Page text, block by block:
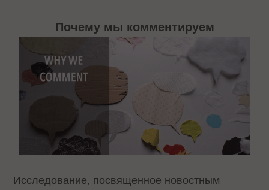
Почему мы комментируем
Исследование, посвященное новостным